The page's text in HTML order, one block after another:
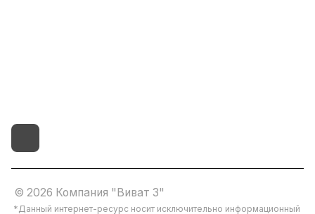
© 2026 Компания "Виват 3"
*Данный интернет-ресурс носит исключительно информационный